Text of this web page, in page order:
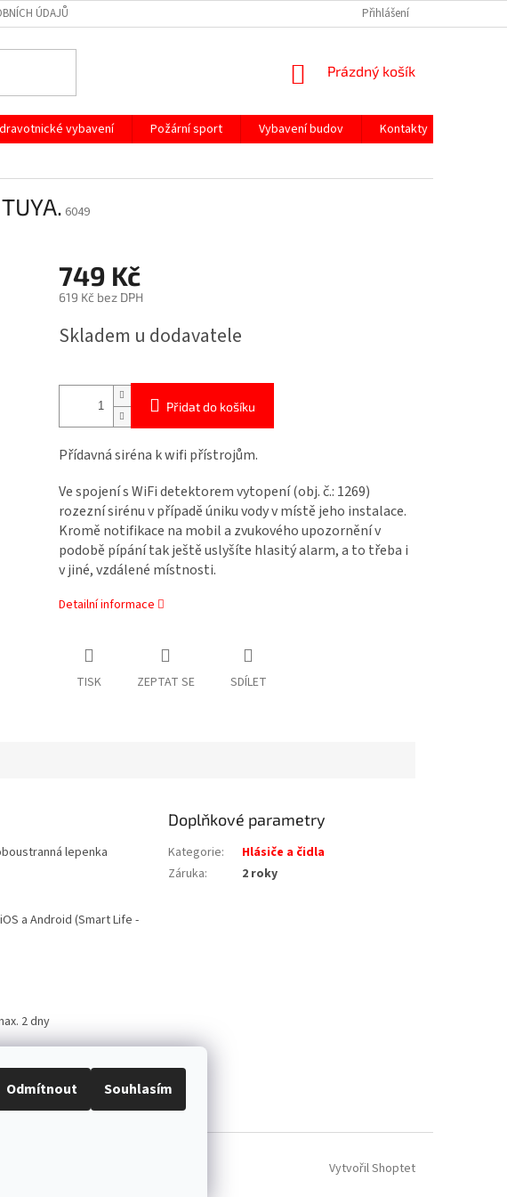
Odmítnout Souhlasím
ÚDAJŮ Přihlášení
NÁKUPNÍ
Prázdný košík
vybavení Požární sport Vybavení budov
Kontakty
6049
749 Kč
619 Kč bez DPH
cena:
Skladem u dodavatele
Přidat do košíku
Přídavná siréna k wifi přístrojům.
Ve spojení s WiFi detektorem vytopení (obj. č.: 1269)
rozezní sirénu v případě úniku vody v místě jeho instalace.
Kromě notifikace na mobil a zvukového upozornění v
podobě pípání tak ještě uslyšíte hlasitý alarm, a to třeba i
v jiné, vzdálené místnosti.
Detailní informace
TISK ZEPTAT SE SDÍLET
lepenka
a Android (Smart Life -
2 dny
Doplňkové parametry
Kategorie:
Hlásiče a čidla
Záruka: 2 roky
Vytvořil Shoptet